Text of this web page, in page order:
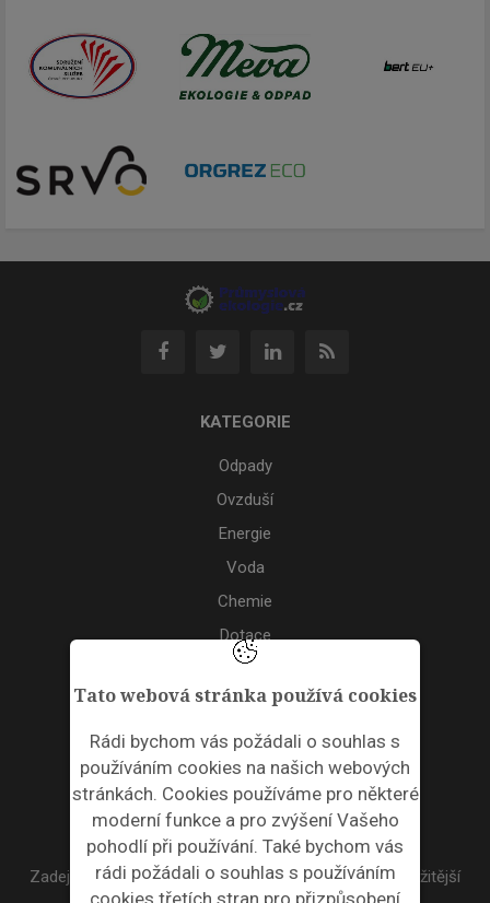
Tato webová stránka používá cookies
Rádi bychom vás požádali o souhlas s
používáním cookies na našich webových
stránkách. Cookies používáme pro některé
moderní funkce a pro zvýšení Vašeho
pohodlí při používání. Také bychom vás
rádi požádali o souhlas s používáním
cookies třetích stran pro přizpůsobení
KATEGORIE
Odpady
Ovzduší
Energie
Voda
Chemie
Dotace
Akce
ODPADNÍ PLASTY
NEWSLETTER
Zadejte váš email a my Vám budeme zasílat ty nejdůležitější